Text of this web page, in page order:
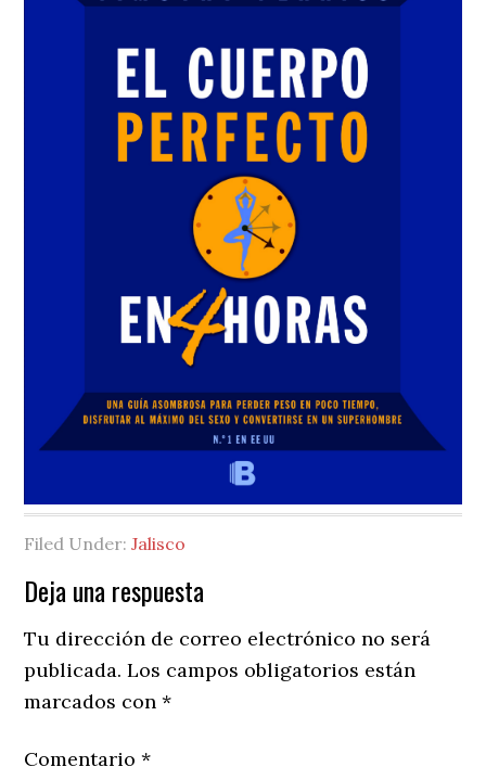
Filed Under:Jalisco
Reader
Interactions
Deja una respuesta
Tu dirección de correo electrónico no será
publicada. Los campos obligatorios están
marcados con*
Comentario*